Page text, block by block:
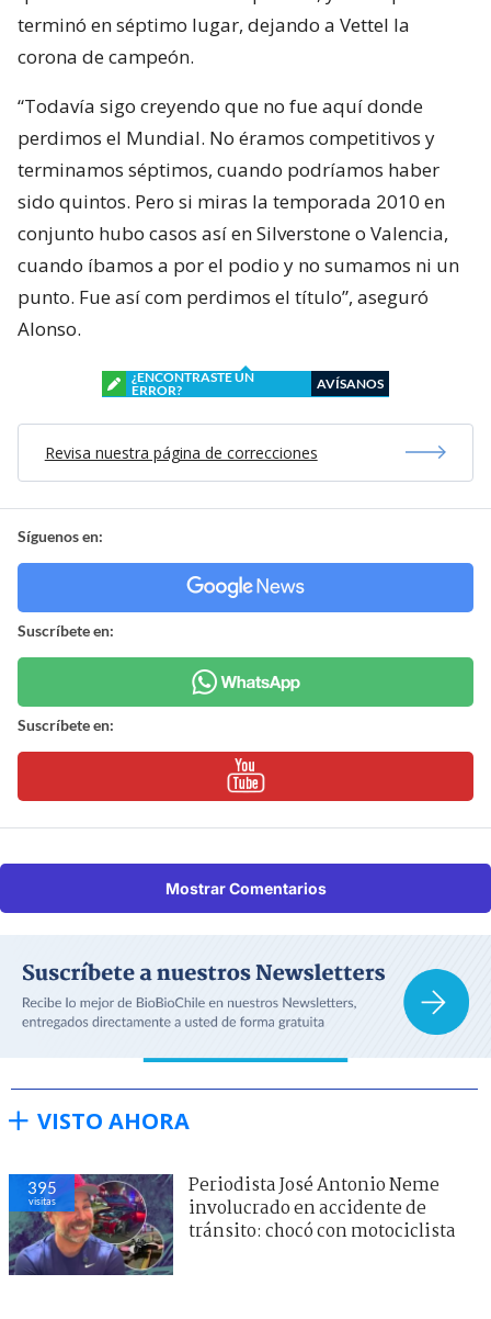
terminó en séptimo lugar, dejando a Vettel la
corona de campeón.
“Todavía sigo creyendo que no fue aquí donde
perdimos el Mundial. No éramos competitivos y
terminamos séptimos, cuando podríamos haber
sido quintos. Pero si miras la temporada 2010 en
conjunto hubo casos así en Silverstone o Valencia,
cuando íbamos a por el podio y no sumamos ni un
punto. Fue así com perdimos el título”, aseguró
Alonso.
¿ENCONTRASTE UN
ERROR?
AVÍSANOS
Revisa nuestra página de correcciones
Síguenos en:
Suscríbete en:
Suscríbete en:
Mostrar Comentarios
VISTO AHORA
395
visitas
Periodista José Antonio Neme
involucrado en accidente de
tránsito: chocó con motociclista